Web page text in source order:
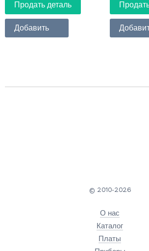
Продать деталь
Добавить
© 2010-2026
О нас
Каталог
Платы